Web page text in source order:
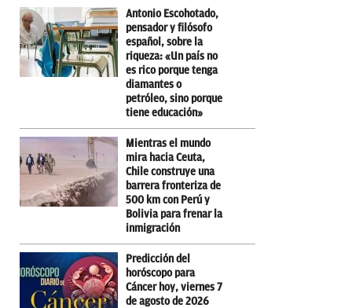
Antonio Escohotado,
pensador y filósofo
español, sobre la
riqueza: «Un país no
es rico porque tenga
diamantes o
petróleo, sino porque
tiene educación»
Mientras el mundo
mira hacia Ceuta,
Chile construye una
barrera fronteriza de
500 km con Perú y
Bolivia para frenar la
inmigración
Predicción del
horóscopo para
Cáncer hoy, viernes 7
de agosto de 2026